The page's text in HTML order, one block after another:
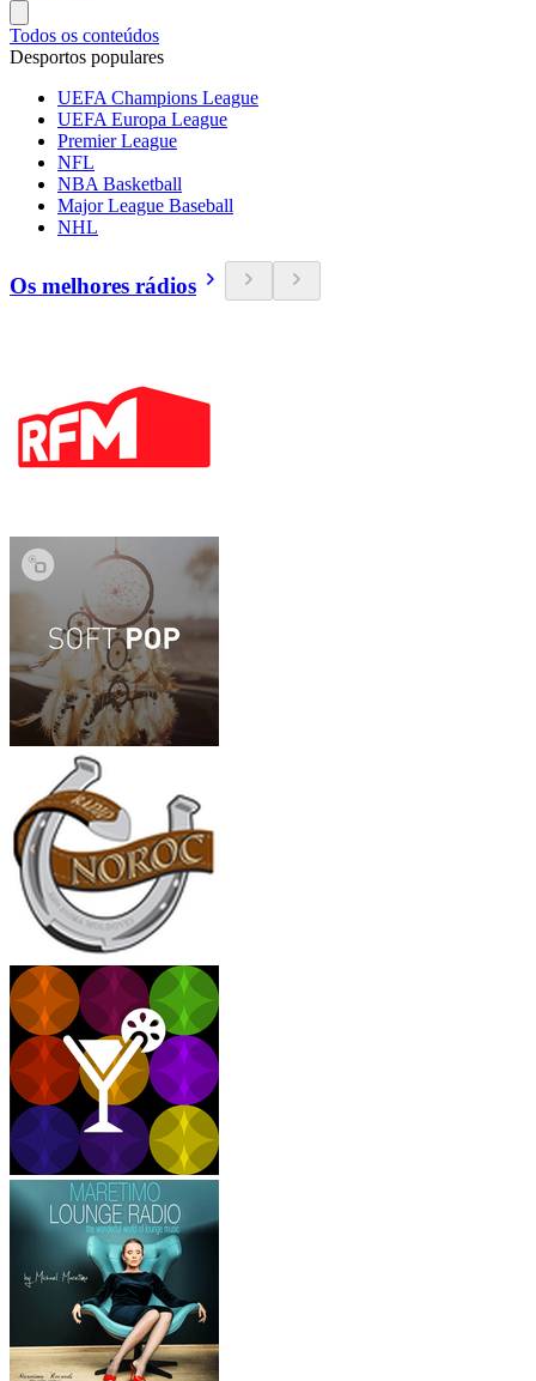
Todos os conteúdos
Desportos populares
UEFA Champions League
UEFA Europa League
Premier League
NFL
NBA Basketball
Major League Baseball
NHL
Os melhores rádios